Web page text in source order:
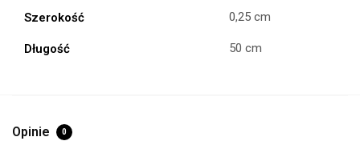
Szerokość 0,25 cm
Długość 50 cm
Opinie 0